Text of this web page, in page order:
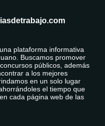
plataforma informativa
Buscamos promover
públicos, además
a los mejores
en un solo lugar
el tiempo que
cada página web de las